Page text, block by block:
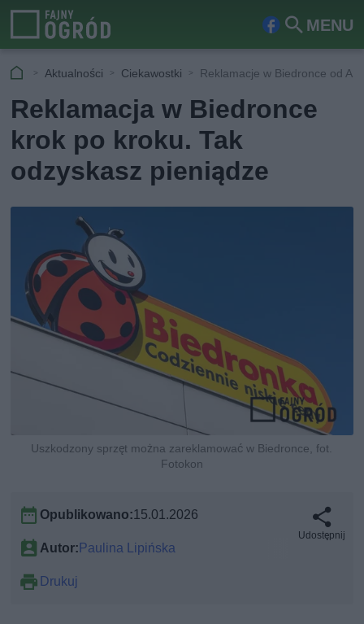
MENU
Fa
ook
Szu
kaj
Aktualności Ciekawostki Reklamacje w Biedronce od A
Reklamacja w Biedronce
krok po kroku. Tak
odzyskasz pieniądze
Uszkodzony sprzęt można zareklamować w Biedronce, fot.
Fotokon
Opublikowano:15.01.2026
Autor:Paulina Lipińska
Drukuj
Udostępnij